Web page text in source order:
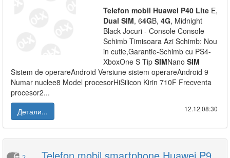
Telefon mobil Huawei P40 Lite E,
Dual SIM, 64GB, 4G, Midnight
Black Jocuri - Console Console
Schimb Timisoara Azi Schimb: Nou
in cutie,Garantie-Schimb cu PS4-
XboxOne S Tip SIMNano SIM
Sistem de operareAndroid Versiune sistem operareAndroid 9
Numar nuclee8 Model procesorHiSilicon Kirin 710F Frecventa
procesor2...
Детали...
12.12|08:30